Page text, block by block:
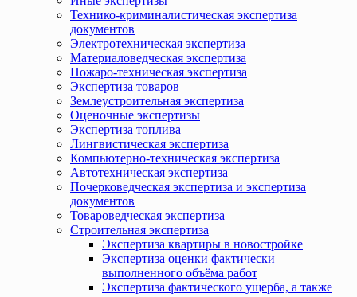
Технико-криминалистическая экспертиза
документов
Электротехническая экспертиза
Материаловедческая экспертиза
Пожаро-техническая экспертиза
Экспертиза товаров
Землеустроительная экспертиза
Оценочные экспертизы
Экспертиза топлива
Лингвистическая экспертиза
Компьютерно-техническая экспертиза
Автотехническая экспертиза
Почерковедческая экспертиза и экспертиза
документов
Товароведческая экспертиза
Строительная экспертиза
Экспертиза квартиры в новостройке
Экспертиза оценки фактически
выполненного объёма работ
Экспертиза фактического ущерба, а также